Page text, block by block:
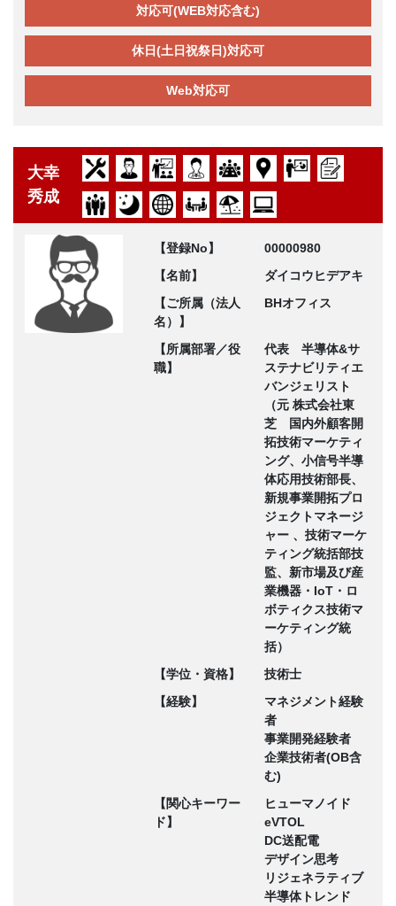
対応可(WEB対応含む)
休日(土日祝祭日)対応可
Web対応可
大幸
秀成
【登録No】
00000980
【名前】
ダイコウヒデアキ
【ご所属（法人
名）】
BHオフィス
【所属部署／役
職】
代表 半導体&サ
ステナビリティエ
バンジェリスト
（元 株式会社東
芝 国内外顧客開
拓技術マーケティ
ング、小信号半導
体応用技術部長、
新規事業開拓プロ
ジェクトマネージ
ャー 、技術マーケ
ティング統括部技
監、新市場及び産
業機器・IoT・ロ
ボティクス技術マ
ーケティング統
括）
【学位・資格】
技術士
【経験】
マネジメント経験
者
事業開発経験者
企業技術者(OB含
む)
【関心キーワー
ド】
ヒューマノイド
eVTOL
DC送配電
デザイン思考
リジェネラティブ
半導体トレンド